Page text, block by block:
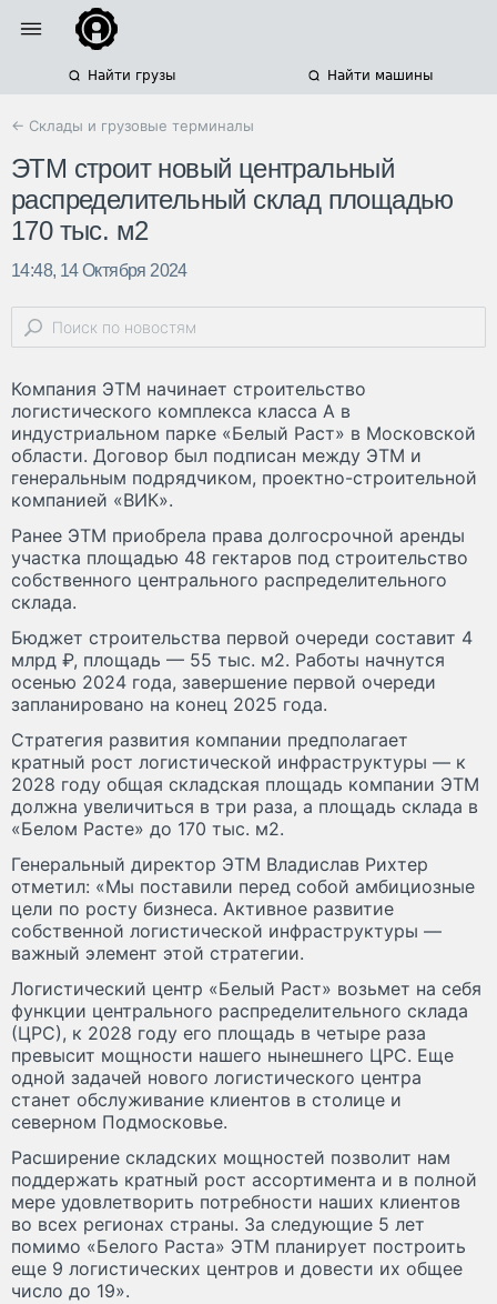
Найти грузы Найти машины
← Склады и грузовые терминалы
ЭТМ строит новый центральный
распределительный склад площадью
170 тыс. м2
14:48, 14 Октября 2024
Компания ЭТМ начинает строительство
логистического комплекса класса А в
индустриальном парке «Белый Раст» в Московской
области. Договор был подписан между ЭТМ и
генеральным подрядчиком, проектно-строительной
компанией «ВИК».
Ранее ЭТМ приобрела права долгосрочной аренды
участка площадью 48 гектаров под строительство
собственного центрального распределительного
склада.
Бюджет строительства первой очереди составит 4
млрд ₽, площадь — 55 тыс. м2. Работы начнутся
осенью 2024 года, завершение первой очереди
запланировано на конец 2025 года.
Стратегия развития компании предполагает
кратный рост логистической инфраструктуры — к
2028 году общая складская площадь компании ЭТМ
должна увеличиться в три раза, а площадь склада в
«Белом Расте» до 170 тыс. м2.
Генеральный директор ЭТМ Владислав Рихтер
отметил: «Мы поставили перед собой амбициозные
цели по росту бизнеса. Активное развитие
собственной логистической инфраструктуры —
важный элемент этой стратегии.
Логистический центр «Белый Раст» возьмет на себя
функции центрального распределительного склада
(ЦРС), к 2028 году его площадь в четыре раза
превысит мощности нашего нынешнего ЦРС. Еще
одной задачей нового логистического центра
станет обслуживание клиентов в столице и
северном Подмосковье.
Расширение складских мощностей позволит нам
поддержать кратный рост ассортимента и в полной
мере удовлетворить потребности наших клиентов
во всех регионах страны. За следующие 5 лет
помимо «Белого Раста» ЭТМ планирует построить
еще 9 логистических центров и довести их общее
число до 19».